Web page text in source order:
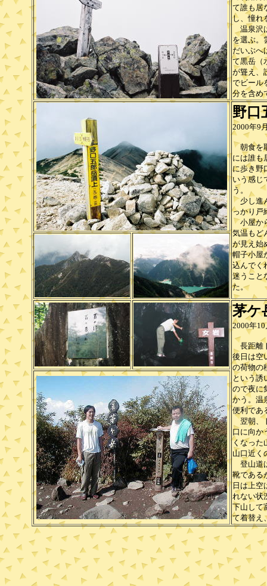
て誰も居
し、憧れ
温泉沢
を選ぶ。
だいぶへ
て黒岳（
が聳え、
でビール
分を含
野口
2000年9
朝食を
には誰も
に歩き野
いう感じ
う。
少し進
っかり戸
小屋か
気温もど
が見え始
帽子小屋
込んでく
迷うこと
た。
茅ケ
2000年
長距離
後日は空
の荷物の
という誘
ので夜に
かう。温
便利であ
翌朝、
口に向か
くなった
山口近く
登山道
靴である
日は上空
れない状
下山して
て着替え